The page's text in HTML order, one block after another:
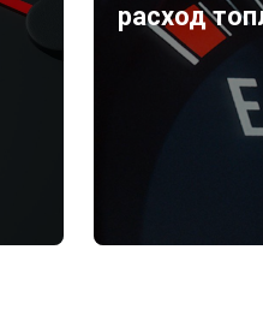
расход